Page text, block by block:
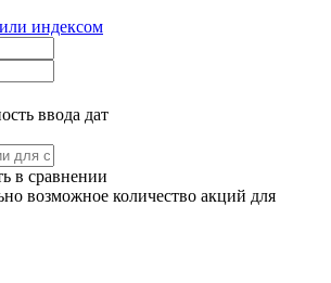
индексом
ввода дат
в сравнении
возможное количество акций для